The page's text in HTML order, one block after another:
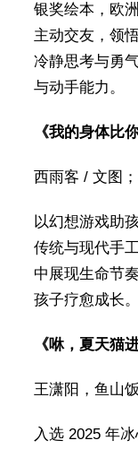
银奖绘本，欧
主动交友，领
冷静思考与勇
与动手能力。
《我的身体比
西雨客 / 文图
以幻想游戏助
传统与现代手
中展现生命节
孩子疗愈成长。
《咻，夏天猫
王潇阳，鱼山
入选 2025 年